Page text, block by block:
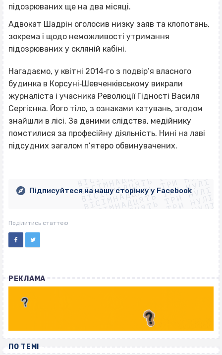
підозрюваних ще на два місяці.
Адвокат Шадрін оголосив низку заяв та клопотань,
зокрема і щодо неможливості утримання
підозрюваних у скляній кабіні.
Нагадаємо, у квітні 2014‐го з подвір’я власного
будинка в Корсуні‐Шевченківському викрали
журналіста і учасника Революції Гідності Василя
Сергієнка. Його тіло, з ознаками катувань, згодом
знайшли в лісі. За даними слідства, медійнику
помстилися за професійну діяльність. Нині на лаві
підсудних загалом п’ятеро обвинувачених.
ВІСІМНАДЦЯТЬ ТРИ НУЛІ
ВІСІМНАДЦЯТЬ ТРИ НУЛІ
ВІСІМНАДЦЯТЬ ТРИ НУЛІ
ВІСІМНАДЦЯТЬ ТРИ НУЛІ
ВІСІМНАДЦЯТЬ ТРИ НУЛІ
ВІСІМНАДЦЯТЬ ТРИ НУЛІ
ВІСІМНАДЦЯТЬ ТРИ НУЛІ
ВІСІМНАДЦЯТЬ ТРИ НУЛІ
Підписуйтеся на нашу сторінку у Facebook
Поділитись статтею
РЕКЛАМА
ПО ТЕМІ